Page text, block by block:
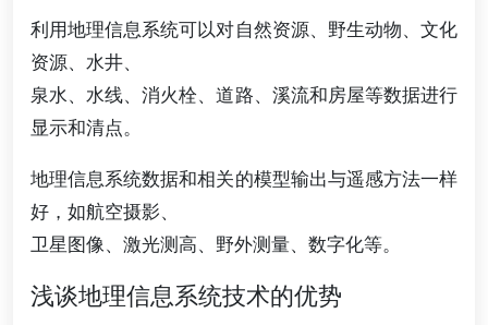
利用地理信息系统可以对自然资源、野生动物、文化
资源、水井、
泉水、水线、消火栓、道路、溪流和房屋等数据进行
显示和清点。
地理信息系统数据和相关的模型输出与遥感方法一样
好，如航空摄影、
卫星图像、激光测高、野外测量、数字化等。
浅谈地理信息系统技术的优势